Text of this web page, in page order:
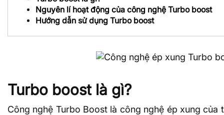
Nguyên lí hoạt động của công nghệ Turbo boost
Hướng dẫn sử dụng Turbo boost
Turbo boost là gì?
Công nghệ Turbo Boost là công nghệ ép xung của